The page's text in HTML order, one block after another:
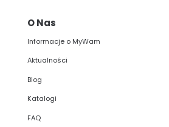
O Nas
Informacje o MyWam
Aktualności
Blog
Katalogi
FAQ